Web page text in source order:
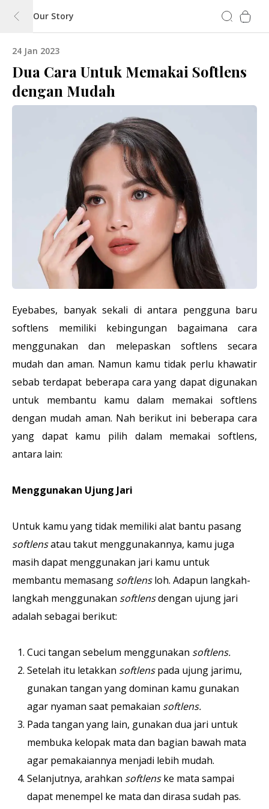
Our Story
24 Jan 2023
Dua Cara Untuk Memakai Softlens
dengan Mudah
Eyebabes, banyak sekali di antara pengguna baru
softlens memiliki kebingungan bagaimana cara
menggunakan dan melepaskan softlens secara
mudah dan aman. Namun kamu tidak perlu khawatir
sebab terdapat beberapa cara yang dapat digunakan
untuk membantu kamu dalam memakai softlens
dengan mudah aman. Nah berikut ini beberapa cara
yang dapat kamu pilih dalam memakai softlens,
antara lain:
Menggunakan Ujung Jari
Untuk kamu yang tidak memiliki alat bantu pasang
softlensatau takut menggunakannya, kamu juga
masih dapat menggunakan jari kamu untuk
membantu memasang softlensloh. Adapun langkah-
langkah menggunakan softlensdengan ujung jari
adalah sebagai berikut:
Cuci tangan sebelum menggunakan softlens.
Setelah itu letakkan softlenspada ujung jarimu,
gunakan tangan yang dominan kamu gunakan
agar nyaman saat pemakaian softlens.
Pada tangan yang lain, gunakan dua jari untuk
membuka kelopak mata dan bagian bawah mata
agar pemakaiannya menjadi lebih mudah.
Selanjutnya, arahkan softlenske mata sampai
dapat menempel ke mata dan dirasa sudah pas.